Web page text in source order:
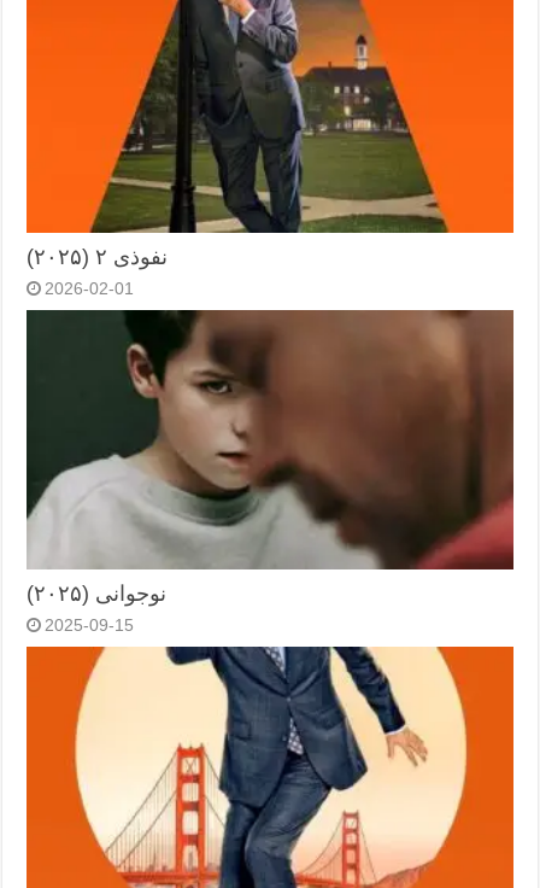
نفوذی ۲ (۲۰۲۵)
2026-02-01
نوجوانی (۲۰۲۵)
2025-09-15